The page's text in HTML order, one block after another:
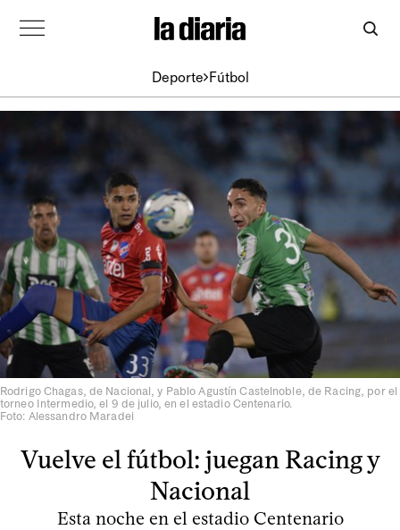
Deporte Fútbol
Rodrigo Chagas, de Nacional, y Pablo Agustín Castelnoble, de Racing, por el
torneo Intermedio, el 9 de julio, en el estadio Centenario.
Foto: Alessandro Maradei
Vuelve el fútbol: juegan Racing y
Nacional
Esta noche en el estadio Centenario